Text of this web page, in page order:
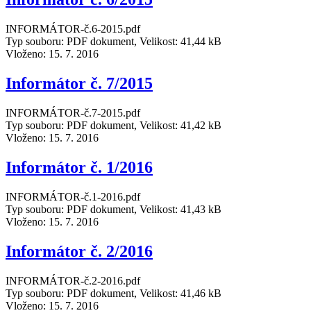
INFORMÁTOR-č.6-2015.pdf
Typ souboru: PDF dokument, Velikost: 41,44 kB
Vloženo: 15. 7. 2016
Informátor č. 7/2015
INFORMÁTOR-č.7-2015.pdf
Typ souboru: PDF dokument, Velikost: 41,42 kB
Vloženo: 15. 7. 2016
Informátor č. 1/2016
INFORMÁTOR-č.1-2016.pdf
Typ souboru: PDF dokument, Velikost: 41,43 kB
Vloženo: 15. 7. 2016
Informátor č. 2/2016
INFORMÁTOR-č.2-2016.pdf
Typ souboru: PDF dokument, Velikost: 41,46 kB
Vloženo: 15. 7. 2016